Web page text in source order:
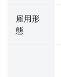
雇用形
態